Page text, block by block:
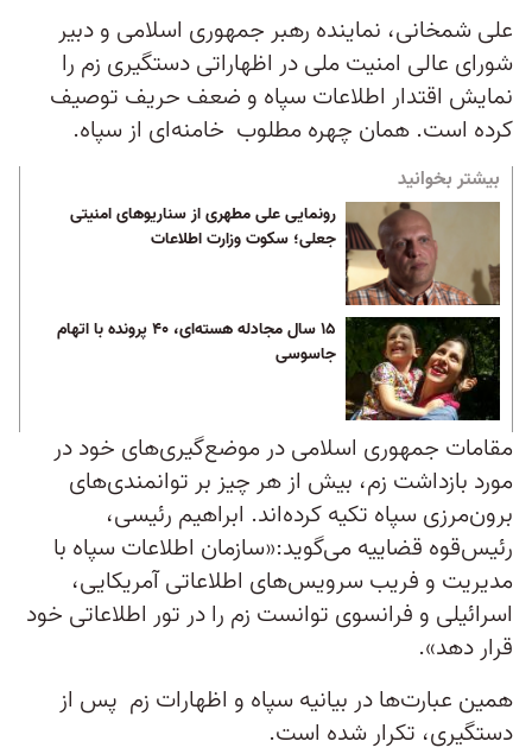
علی شمخانی، نماینده رهبر جمهوری اسلامی و دبیر
شورای عالی امنیت ملی در اظهاراتی دستگیری زم را
نمایش اقتدار اطلاعات سپاه و ضعف حریف توصیف
کرده است. همان چهره‌ مطلوب خامنه‌ای از سپاه.
بیشتر بخوانید
رونمایی علی مطهری از سناریوهای امنیتی
جعلی؛ سکوت وزارت اطلاعات
۱۵ سال مجادله هسته‌ای، ۴۰ پرونده با اتهام
جاسوسی
مقامات جمهوری اسلامی در موضع‌گیری‌های خود در
مورد بازداشت زم، بیش از هر چیز بر توانمندی‌های
برون‌مرزی سپاه تکیه کرده‌اند. ابراهیم رئیسی،
رئیس‌قوه قضاییه می‌گوید:«سازمان اطلاعات سپاه با
مدیریت و فریب سرویس‌های اطلاعاتی آمریکایی،
اسرائیلی و فرانسوی توانست زم را در تور اطلاعاتی خود
قرار دهد».
همین عبارت‌ها در بیانیه سپاه و اظهارات زم پس از
دستگیری، تکرار شده است.